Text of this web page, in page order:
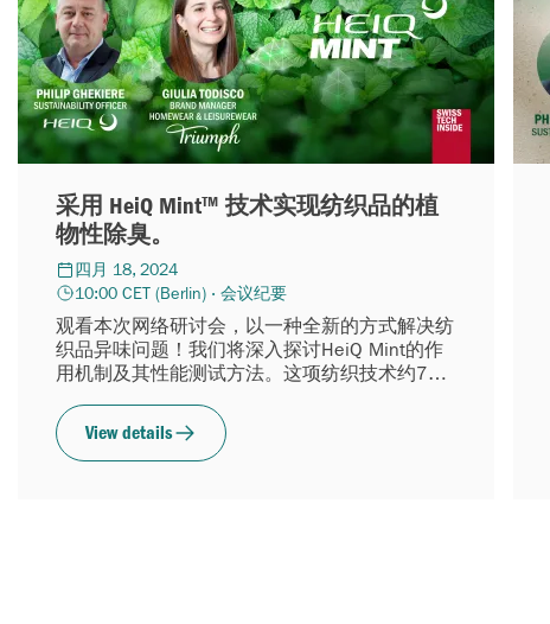
采用 HeiQ Mint™ 技术实现纺织品的植
物性除臭。
四月 18, 2024
10:00 CET (Berlin) · 会议纪要
观看本次网络研讨会，以一种全新的方式解决纺
织品异味问题！我们将深入探讨HeiQ Mint的作
用机制及其性能测试方法。这项纺织技术约70%
View details